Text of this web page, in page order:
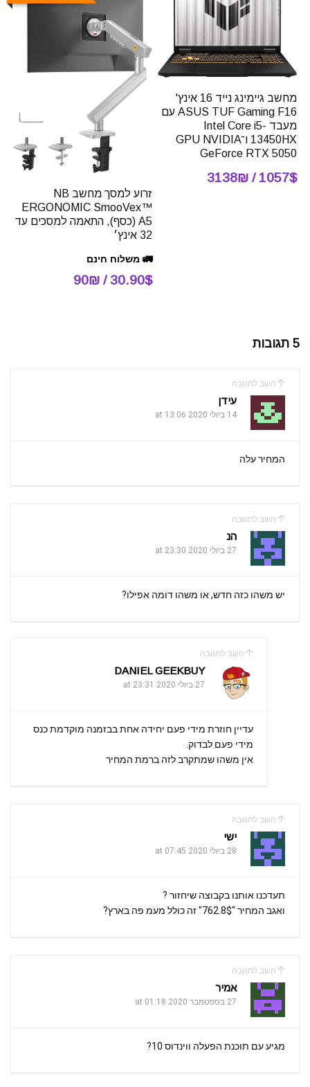
מחשב גיימינג נייד 16 אינץ'
ASUS TUF Gaming F16 עם
מעבד Intel Core i5-
13450HX ו־GPU NVIDIA
GeForce RTX 5050
1057$ / 3138₪
זרוע למסך מחשב NB
ERGONOMIC SmooVex™
A5 (כסף), התאמה למסכים עד
32 אינץ׳
🚛 משלוח חינם
30.90$ / 90₪
5 תגובות
השב לתגובה
עידן
14 ביולי 2020 at 13:06
המחיר עלה
השב לתגובה
הנ
27 ביולי 2020 at 23:30
יש משהו כזה חדש, או משהו דומה אפילו?
השב לתגובה
DANIEL GEEKBUY
27 ביולי 2020 at 23:31
עדיין חוזרת מידי פעם יחידה אחת בבזמנה מוקדמת כנס
מידי פעם לבדוק.
אין משהו שמתקרב לזה ברמת המחיר
השב לתגובה
ישי
28 ביולי 2020 at 07:45
תעדכנו אותנו בקבוצה שיחזור ?
ואגב המחיר "762.8$" זה כולל מעמ פה בארץ?
השב לתגובה
אמיר
27 בספטמבר 2020 at 01:18
מגיע עם תוכנת הפעלה ווינדוס 10?